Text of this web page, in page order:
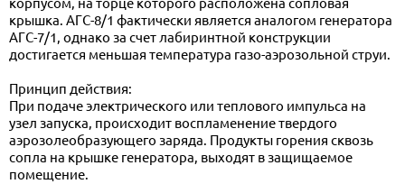
крышка. АГС-8/1 фактически является аналогом генератора
АГС-7/1, однако за счет лабиринтной конструкции
достигается меньшая температура газо-аэрозольной струи.
Принцип действия:
При подаче электрического или теплового импульса на
узел запуска, происходит воспламенение твердого
аэрозолеобразующего заряда. Продукты горения сквозь
сопла на крышке генератора, выходят в защищаемое
помещение.